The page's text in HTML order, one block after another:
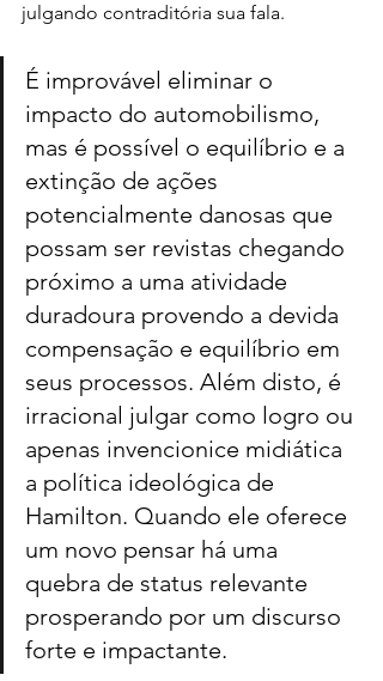
julgando contraditória sua fala.
É improvável eliminar o
impacto do automobilismo,
mas é possível o equilíbrio e a
extinção de ações
potencialmente danosas que
possam ser revistas chegando
próximo a uma atividade
duradoura provendo a devida
compensação e equilíbrio em
seus processos. Além disto, é
irracional julgar como logro ou
apenas invencionice midiática
a política ideológica de
Hamilton. Quando ele oferece
um novo pensar há uma
quebra de status relevante
prosperando por um discurso
forte e impactante.